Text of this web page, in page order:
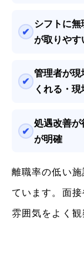
シフトに
が取りやす
管理者が現
くれる・
処遇改善が
が明確
離職率の低い施
ています。面
雰囲気をよく観